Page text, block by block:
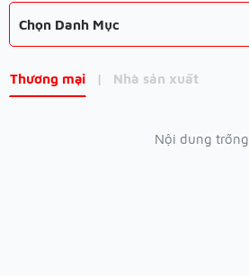
Chọn Danh Mục
Thương mại | Nhà sản xuất
Nội dung trống